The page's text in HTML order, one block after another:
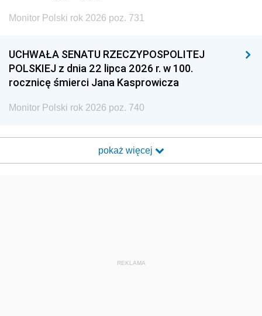
Monitor Polski rok 2026 poz. 731
UCHWAŁA SENATU RZECZYPOSPOLITEJ
POLSKIEJ z dnia 22 lipca 2026 r. w 100.
rocznicę śmierci Jana Kasprowicza
Monitor Polski rok 2026 poz. 740
pokaż więcej
REKLAMA